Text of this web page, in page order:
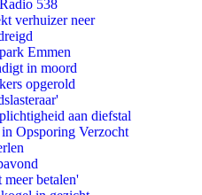
538
verhuizer neer
Emmen
in moord
opgerold
aan diefstal
Opsporing Verzocht
betalen'